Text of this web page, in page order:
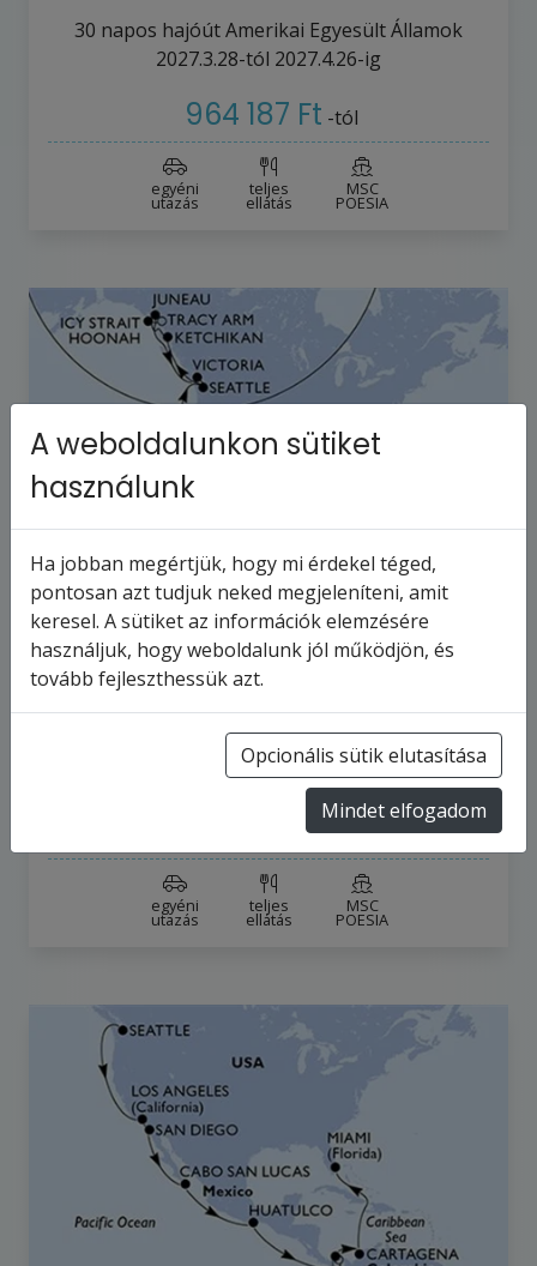
30 napos hajóútAmerikai Egyesült Államok
2027.3.28-tól 2027.4.26-ig
964 187 Ft -tól
egyéni
utazás
teljes
ellátás
MSC
POESIA
MSC POESIA - Amerikai Egyesült
Államok, Kolumbia, Panama, Mexikó,
Amerikai Egyesült Államok
2027.4.8-tól2027.5.3-ig
1 179 351 Ft-tól
egyéni
utazás
teljes
ellátás
MSC
POESIA
A weboldalunkon sütiket
használunk
Ha jobban megértjük, hogy mi érdekel téged,
pontosan azt tudjuk neked megjeleníteni, amit
keresel. A sütiket az információk elemzésére
használjuk, hogy weboldalunk jól működjön, és
tovább fejleszthessük azt.
Opcionális sütik elutasítása
Mindet elfogadom